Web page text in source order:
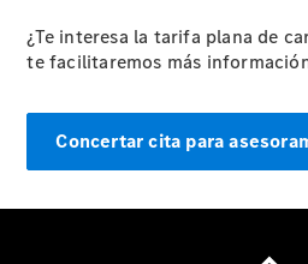
Sobre
¿Te interesa la tarifa plana de
te facilitaremos más
Concertar cita para